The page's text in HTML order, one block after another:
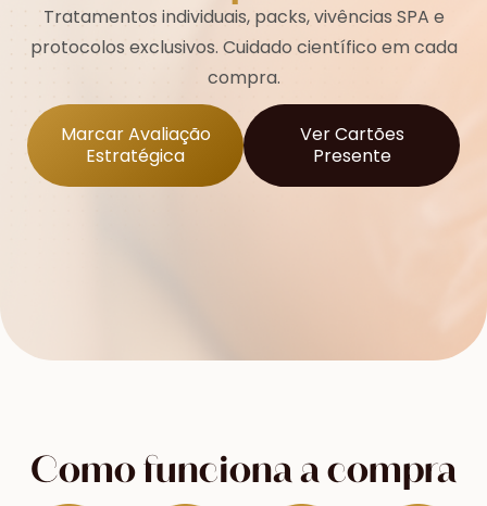
Tratamentos individuais, packs, vivências SPA e
protocolos exclusivos. Cuidado científico em cada
compra.
Marcar Avaliação
Estratégica
Ver Cartões
Presente
Como funciona a compra